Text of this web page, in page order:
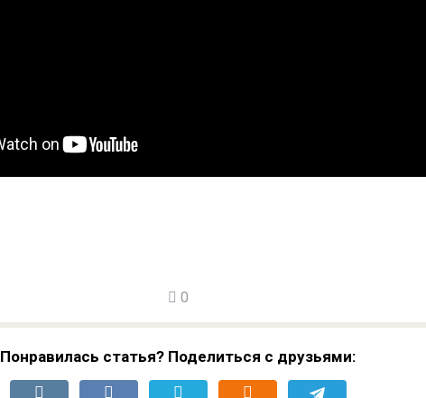
0
Понравилась статья? Поделиться с друзьями: